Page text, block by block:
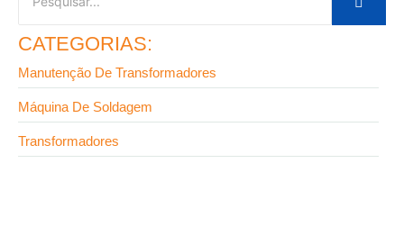
CATEGORIAS:
Manutenção De Transformadores
Máquina De Soldagem
Transformadores